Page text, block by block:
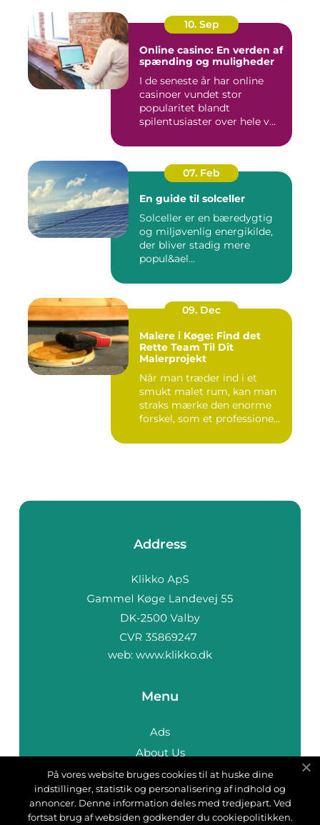
10. Sep
Online casino: En verden af
spænding og muligheder
I de seneste år har online
casinoer vundet stor
popularitet blandt
spilentusiaster over hele v...
07. Feb
En guide til solceller
Solceller er en bæredygtig
og miljøvenlig energikilde,
der bliver stadig mere
popul&ael...
09. Dec
Malere i Køge: Find det
Rette Team Til Dit
Malerprojekt
Når man træder ind i et
smukt malet rum, kan man
straks mærke den enorme
forskel, som et professione...
Address
web: www.klikko.dk
Menu
Ads
About Us
Cookies
Contact
Sitemap
På vores website bruges cookies til at huske dine
indstillinger, statistik og personalisering af indhold og
annoncer. Denne information deles med tredjepart. Ved
fortsat brug af websiden godkender du cookiepolitikken.